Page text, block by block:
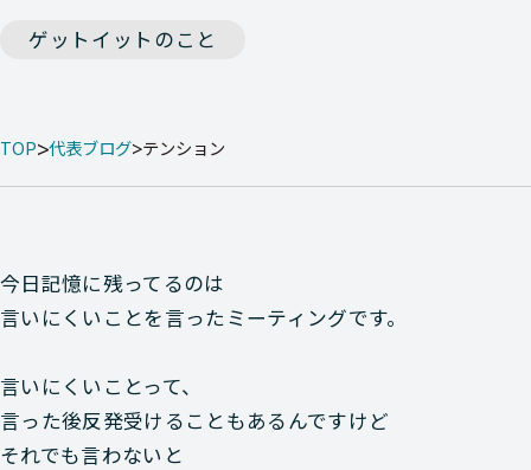
ゲットイットのこと
TOP 代表ブログ テンション
今日記憶に残ってるのは
言いにくいことを言ったミーティングです。
言いにくいことって、
言った後反発受けることもあるんですけど
それでも言わないと